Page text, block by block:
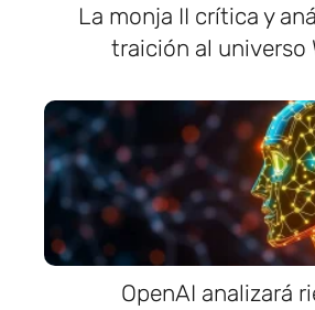
La monja II crítica y
traición al universo
OpenAI analizará